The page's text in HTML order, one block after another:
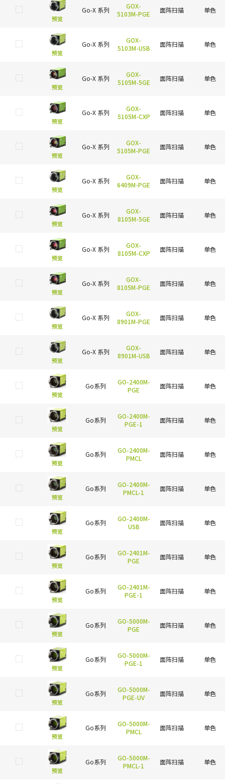
预览
Go-X 系列
GOX-
5103M-PGE
面阵扫描 单色
预览
Go-X 系列
GOX-
5103M-USB
面阵扫描 单色
预览
Go-X 系列
GOX-
5105M-5GE
面阵扫描 单色
预览
Go-X 系列
GOX-
5105M-CXP
面阵扫描 单色
预览
Go-X 系列
GOX-
5105M-PGE
面阵扫描 单色
预览
Go-X 系列
GOX-
6409M-PGE
面阵扫描 单色
预览
Go-X 系列
GOX-
8105M-5GE
面阵扫描 单色
预览
Go-X 系列
GOX-
8105M-CXP
面阵扫描 单色
预览
Go-X 系列
GOX-
8105M-PGE
面阵扫描 单色
预览
Go-X 系列
GOX-
8901M-PGE
面阵扫描 单色
预览
Go-X 系列
GOX-
8901M-USB
面阵扫描 单色
预览
Go系列
GO-2400M-
PGE
面阵扫描 单色
预览
Go系列
GO-2400M-
PGE-1
面阵扫描 单色
预览
Go系列
GO-2400M-
PMCL
面阵扫描 单色
预览
Go系列
GO-2400M-
PMCL-1
面阵扫描 单色
预览
Go系列
GO-2400M-
USB
面阵扫描 单色
预览
Go系列
GO-2401M-
PGE
面阵扫描 单色
预览
Go系列
GO-2401M-
PGE-1
面阵扫描 单色
预览
Go系列
GO-5000M-
PGE
面阵扫描 单色
预览
Go系列
GO-5000M-
PGE-1
面阵扫描 单色
预览
Go系列
GO-5000M-
PGE-UV
面阵扫描 单色
预览
Go系列
GO-5000M-
PMCL
面阵扫描 单色
预览
Go系列
GO-5000M-
PMCL-1
面阵扫描 单色